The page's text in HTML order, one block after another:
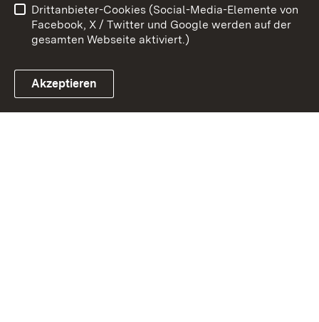
Link zum Landesportal
Impressum
Cookies
Drittanbieter-Cookies (Social-Media-Elemente von
Facebook, X / Twitter und Google werden auf der
gesamten Webseite aktiviert.)
Akzeptieren